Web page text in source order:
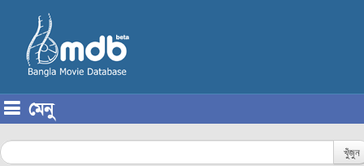
মেনু
খুঁজুন